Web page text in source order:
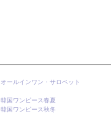
オールインワン・サロペット
韓国ワンピース春夏
韓国ワンピース秋冬